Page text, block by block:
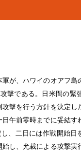
が、ハワイのオアフ島
撃である。日米間の緊
撃を行う方針を決定し
午前零時までに妥結す
、二日には作戦開始日
し、允裁による攻撃実